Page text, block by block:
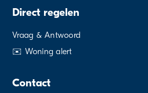
Direct regelen
Vraag & Antwoord
✉️ Woning alert
Contact